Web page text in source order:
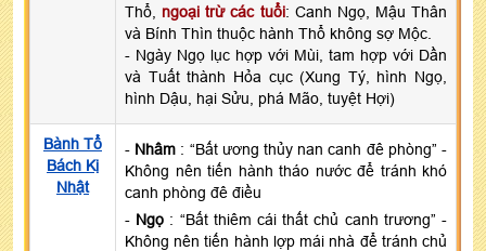
Thổ, ngoại trừ các tuổi: Canh Ngọ, Mậu Thân
và Bính Thìn thuộc hành Thổ không sợ Mộc.
- Ngày Ngọ lục hợp với Mùi, tam hợp với Dần
và Tuất thành Hỏa cục (Xung Tý, hình Ngọ,
hình Dậu, hại Sửu, phá Mão, tuyệt Hợi)
Bành Tổ
Bách Kị
Nhật
- Nhâm : “Bất ương thủy nan canh đê phòng” -
Không nên tiến hành tháo nước để tránh khó
canh phòng đê điều
- Ngọ : “Bất thiêm cái thất chủ canh trương” -
Không nên tiến hành lợp mái nhà để tránh chủ